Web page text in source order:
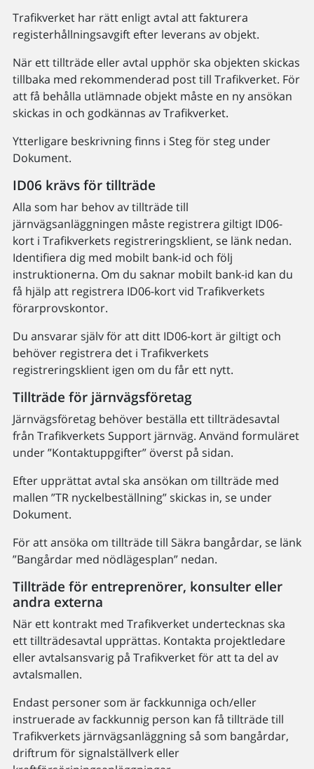
Trafikverket har rätt enligt avtal att fakturera
registerhållningsavgift efter leverans av objekt.
När ett tillträde eller avtal upphör ska objekten skickas
tillbaka med rekommenderad post till Trafikverket. För
att få behålla utlämnade objekt måste en ny ansökan
skickas in och godkännas av Trafikverket.
Ytterligare beskrivning finns i Steg för steg under
Dokument.
ID06 krävs för tillträde
Alla som har behov av tillträde till
järnvägsanläggningen måste registrera giltigt ID06-
kort i Trafikverkets registreringsklient, se länk nedan.
Identifiera dig med mobilt bank-id och följ
instruktionerna. Om du saknar mobilt bank-id kan du
få hjälp att registrera ID06-kort vid Trafikverkets
förarprovskontor.
Du ansvarar själv för att ditt ID06-kort är giltigt och
behöver registrera det i Trafikverkets
registreringsklient igen om du får ett nytt.
Tillträde för järnvägsföretag
Järnvägsföretag behöver beställa ett tillträdesavtal
från Trafikverkets Support järnväg. Använd formuläret
under ”Kontaktuppgifter” överst på sidan.
Efter upprättat avtal ska ansökan om tillträde med
mallen ”TR nyckelbeställning” skickas in, se under
Dokument.
För att ansöka om tillträde till Säkra bangårdar, se länk
”Bangårdar med nödlägesplan” nedan.
Tillträde för entreprenörer, konsulter eller
andra externa
När ett kontrakt med Trafikverket undertecknas ska
ett tillträdesavtal upprättas. Kontakta projektledare
eller avtalsansvarig på Trafikverket för att ta del av
avtalsmallen.
Endast personer som är fackkunniga och/eller
instruerade av fackkunnig person kan få tillträde till
Trafikverkets järnvägsanläggning så som bangårdar,
driftrum för signalställverk eller